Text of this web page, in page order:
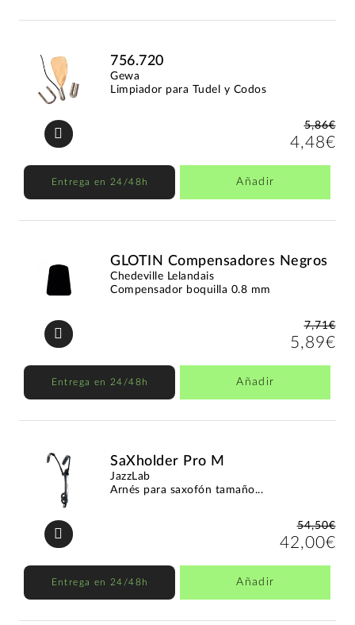
756.720
Gewa
Limpiador para Tudel y Codos
5,86€
4,48€
Entrega en 24/48h Añadir
GLOTIN Compensadores Negros
Chedeville Lelandais
Compensador boquilla 0.8 mm
7,71€
5,89€
Entrega en 24/48h Añadir
SaXholder Pro M
JazzLab
Arnés para saxofón tamaño...
54,50€
42,00€
Entrega en 24/48h Añadir